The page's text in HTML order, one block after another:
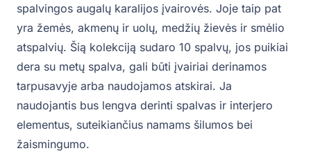
spalvingos augalų karalijos įvairovės. Joje taip pat
yra žemės, akmenų ir uolų, medžių žievės ir smėlio
atspalvių. Šią kolekciją sudaro 10 spalvų, jos puikiai
dera su metų spalva, gali būti įvairiai derinamos
tarpusavyje arba naudojamos atskirai. Ja
naudojantis bus lengva derinti spalvas ir interjero
elementus, suteikiančius namams šilumos bei
žaismingumo.